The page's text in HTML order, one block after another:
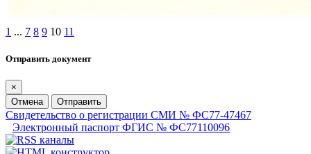
1 ... 7 8 9 10 11
Отправить документ
×
Отмена
Отправить
Свидетельство о регистрации СМИ № ФС77-47467
Электронный паспорт ФГИС № ФС77110096